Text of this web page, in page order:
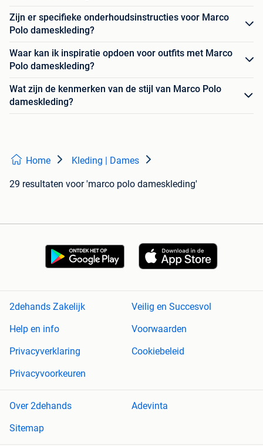
Zijn er specifieke onderhoudsinstructies voor Marco
Polo dameskleding?
Waar kan ik inspiratie opdoen voor outfits met Marco
Polo dameskleding?
Wat zijn de kenmerken van de stijl van Marco Polo
dameskleding?
Home Kleding | Dames
29 resultaten voor 'marco polo dameskleding'
2dehands Zakelijk
Veilig en Succesvol
Help en info
Voorwaarden
Privacyverklaring
Cookiebeleid
Privacyvoorkeuren
Over 2dehands
Adevinta
Sitemap